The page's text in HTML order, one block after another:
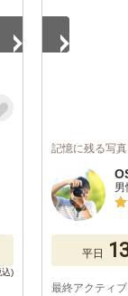
記憶に残る写
平日
最終アクティ